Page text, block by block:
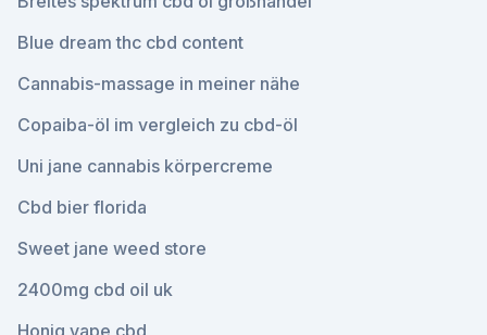
Blue dream thc cbd content
Cannabis-massage in meiner nähe
Copaiba-öl im vergleich zu cbd-öl
Uni jane cannabis körpercreme
Cbd bier florida
Sweet jane weed store
2400mg cbd oil uk
Honig vape cbd